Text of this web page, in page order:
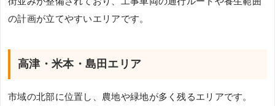
の計画が立てやすいエリアです。
高津・米本・島田エリア
市域の北部に位置し、農地や緑地が多く残るエリアです。